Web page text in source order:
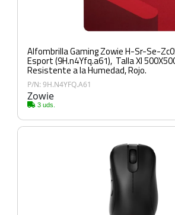
Alfombrilla Gaming Zowie H-Sr-Se-
Esport (9H.n4Yfq.a61), Talla Xl
Resistente a la Humedad, Rojo.
P/N: 9H.N4YFQ.A61
Zowie
3 uds.